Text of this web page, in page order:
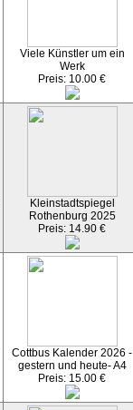
Viele Künstler um ein
Werk
Preis: 10.00 €
Kleinstadtspiegel
Rothenburg 2025
Preis: 14.90 €
Cottbus Kalender 2026 -
gestern und heute- A4
Preis: 15.00 €